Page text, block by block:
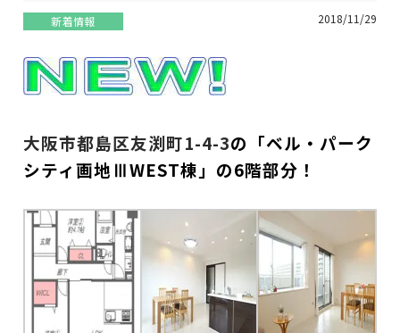
新着情報 2018/11/29
大阪市都島区友渕町1-4-3の 「ベル・パーク
シティ画地ⅢWEST棟」の6階部分！